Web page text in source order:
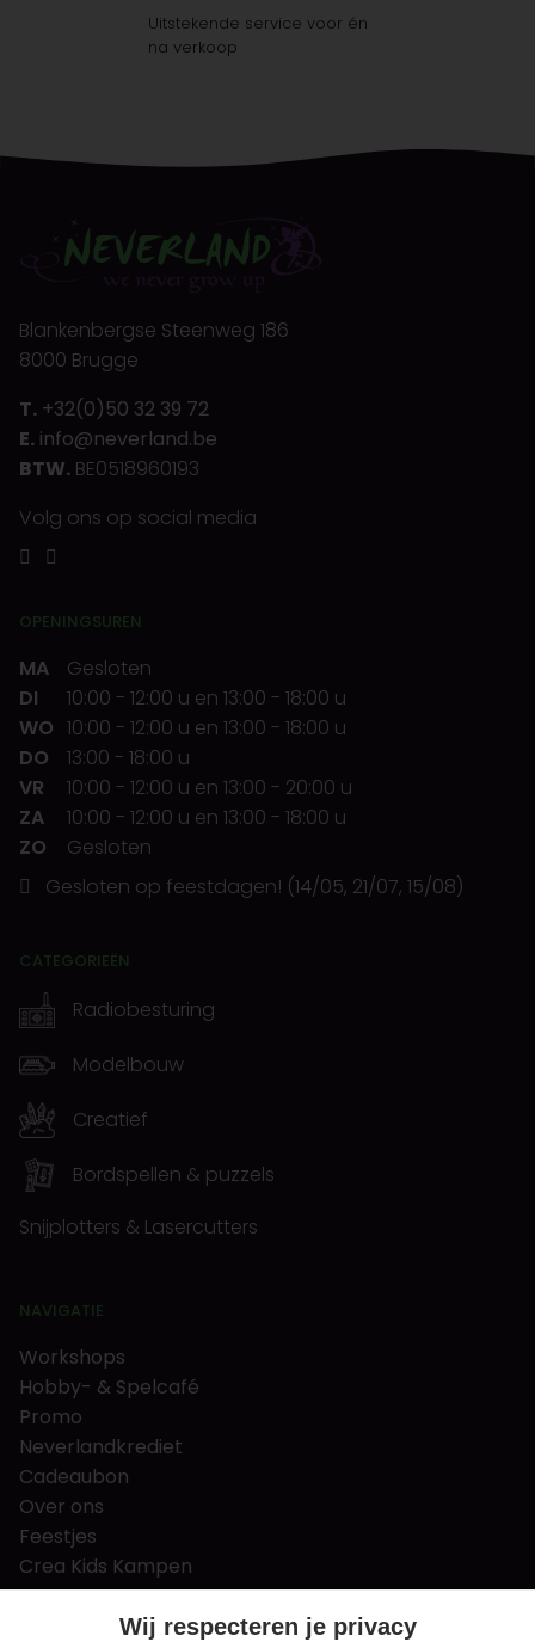
Uitstekende service voor én
na verkoop
Blankenbergse Steenweg 186
8000 Brugge
T. +32(0)50 32 39 72
E. info@neverland.be
BTW. BE0518960193
Volg ons op social media
OPENINGSUREN
MA
Gesloten
DI
10:00 - 12:00 u en 13:00 - 18:00 u
WO 10:00 - 12:00 u en 13:00 - 18:00 u
DO
13:00 - 18:00 u
VR
10:00 - 12:00 u en 13:00 - 20:00 u
ZA
10:00 - 12:00 u en 13:00 - 18:00 u
ZO
Gesloten
Gesloten op feestdagen! (14/05, 21/07, 15/08)
CATEGORIEËN
Radiobesturing
Modelbouw
Creatief
Bordspellen & puzzels
Snijplotters & Lasercutters
NAVIGATIE
Workshops
Hobby- & Spelcafé
Promo
Neverlandkrediet
Cadeaubon
Over ons
Feestjes
Crea Kids Kampen
FAQ
Tips & tricksWij respecteren je privacy